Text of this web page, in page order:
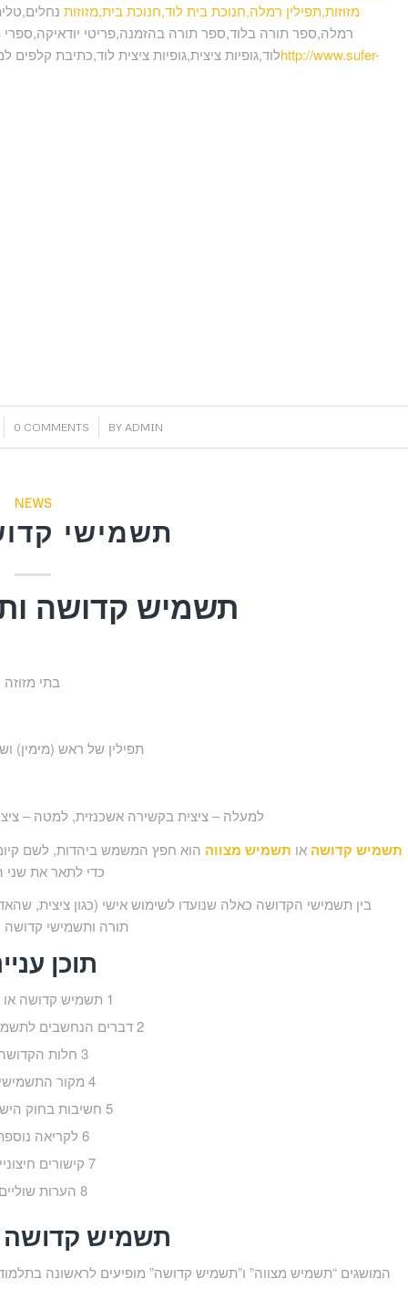
מזוזות,תפילין רמלה,חנוכת בית לוד,חנוכת בית,מזוזות
רמלה,ספר תורה בלוד,ספר תורה בהזמנה,פריטי יודאיקה,ספרי
לוד,גופיות ציצית,גופיות ציצית לוד,כתיבתhttp://www.sufer-
0 COMMENTS
/ BYADMIN
NEWS
תשמישי
תשמיש קדושה
בתי מזוזה
תפילין של ראש (מימין)
למעלה – ציצית בקשירה אשכנזית, למטה –
תשמיש קדושה או תשמיש מצווה הוא חפץ המשמש ביהדות, לשם
כדי לתאר את שני
בין תשמישי הקדושה כאלה שנועדו לשימוש אישי (כגון ציצית,
תורה ותשמישי קדושה
תוכן
תשמיש קדושה או
2דברים הנחשבים
3 חלות
4 מקור
5 חשיבות בחוק
6 לקריאה
7 קישורים
8 הערות
תשמיש קדושה
המושגים “תשמיש מצווה” ו”תשמיש קדושה” מופיעים לראשונה